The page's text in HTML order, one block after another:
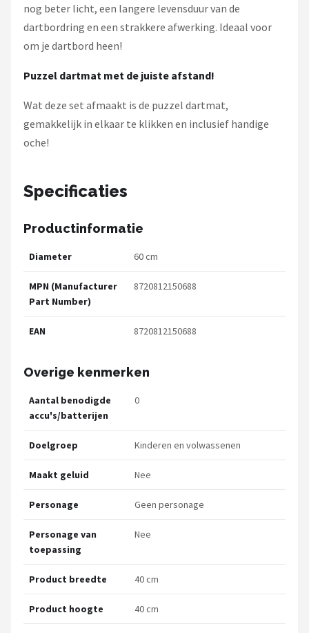
nog beter licht, een langere levensduur van de
dartbordring en een strakkere afwerking. Ideaal voor
om je dartbord heen!
Puzzel dartmat met de juiste afstand!
Wat deze set afmaakt is de puzzel dartmat,
gemakkelijk in elkaar te klikken en inclusief handige
oche!
Specificaties
Productinformatie
Diameter 60 cm
MPN (Manufacturer
Part Number)
8720812150688
EAN 8720812150688
Overige kenmerken
Aantal benodigde
accu's/batterijen
0
Doelgroep Kinderen en volwassenen
Maakt geluid Nee
Personage Geen personage
Personage van
toepassing
Nee
Product breedte 40 cm
Product hoogte 40 cm